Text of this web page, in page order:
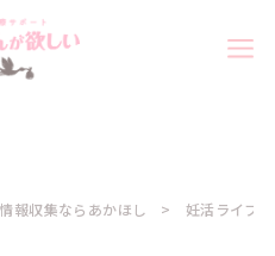
報収集ならあかほし 妊活ライフ